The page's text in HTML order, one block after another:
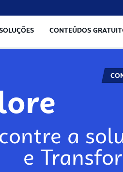
CONTEÚDOS
a
e